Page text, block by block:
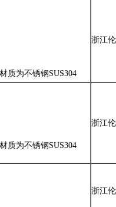
质为不锈钢SUS304
浙江
质为不锈钢SUS304
浙江
浙江